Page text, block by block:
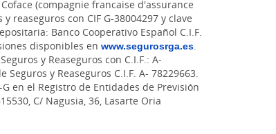
(compagnie francaise d'assurance
reaseguros con CIF G-38004297 y clave
Banco Cooperativo Español C.I.F.
disponibles en www.segurosrga.es.
y Reaseguros con C.I.F.: A-
y Reaseguros C.I.F. A- 78229663.
en el Registro de Entidades de Previsión
C/ Nagusia, 36, Lasarte Oria